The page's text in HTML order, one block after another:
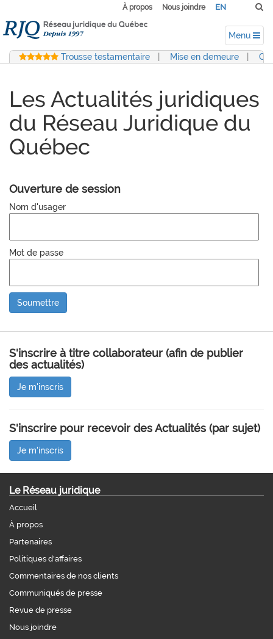
À propos Nous joindre EN
Menu
Trousse testamentaire Mise en demeure
Les Actualités juridiques
du Réseau Juridique du
Québec
Ouverture de session
Nom d'usager
Mot de passe
S'inscrire à titre collaborateur (afin de publier
des actualités)
Je m'inscris
S'inscrire pour recevoir des Actualités (par sujet)
Je m'inscris
Le Réseau juridique
Accueil
À propos
Partenaires
Politiques d'affaires
Commentaires de nos clients
Communiqués de presse
Revue de presse
Nous joindre